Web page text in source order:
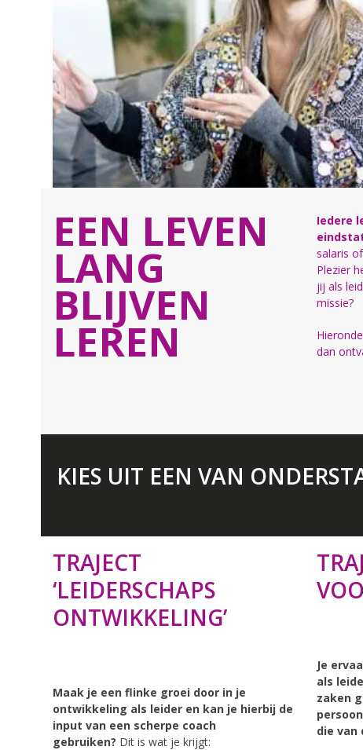
EEN LEVEN
LANG
BLIJVEN
LEREN
Iedere
salaris
Plezier
jij als
missie?
dan
KIES UIT EEN VAN
TRAJECT
‘LEIDERSCHAPS
ONTWIKKELING’
Maak je een flinke groei door in je
ontwikkeling als leider en kan je hierbij de
input van een scherpe coach
gebruiken? Dit is wat je krijgt:
Je
als
zaken
die van